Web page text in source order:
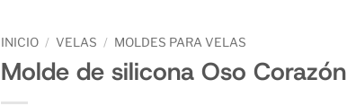
INICIO / VELAS / MOLDES PARA VELAS
Molde de silicona Oso Corazón